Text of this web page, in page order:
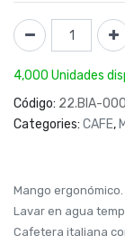
4,000 Unidades
Código: 22.BIA-
Categories: CAFE,
Mango ergonómico.
Lavar en agua
Cafetera italiana